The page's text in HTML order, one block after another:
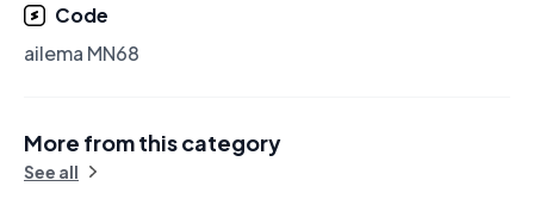
Code
ailema MN68
More from this category
See all